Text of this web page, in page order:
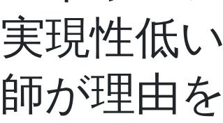
現性低い
が理由